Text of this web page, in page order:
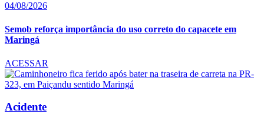
04/08/2026
Semob reforça importância do uso correto do capacete em
Maringá
ACESSAR
Acidente